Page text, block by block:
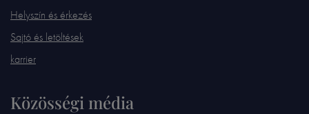
Helyszín és érkezés
Sajtó és letöltések
karrier
Közösségi média